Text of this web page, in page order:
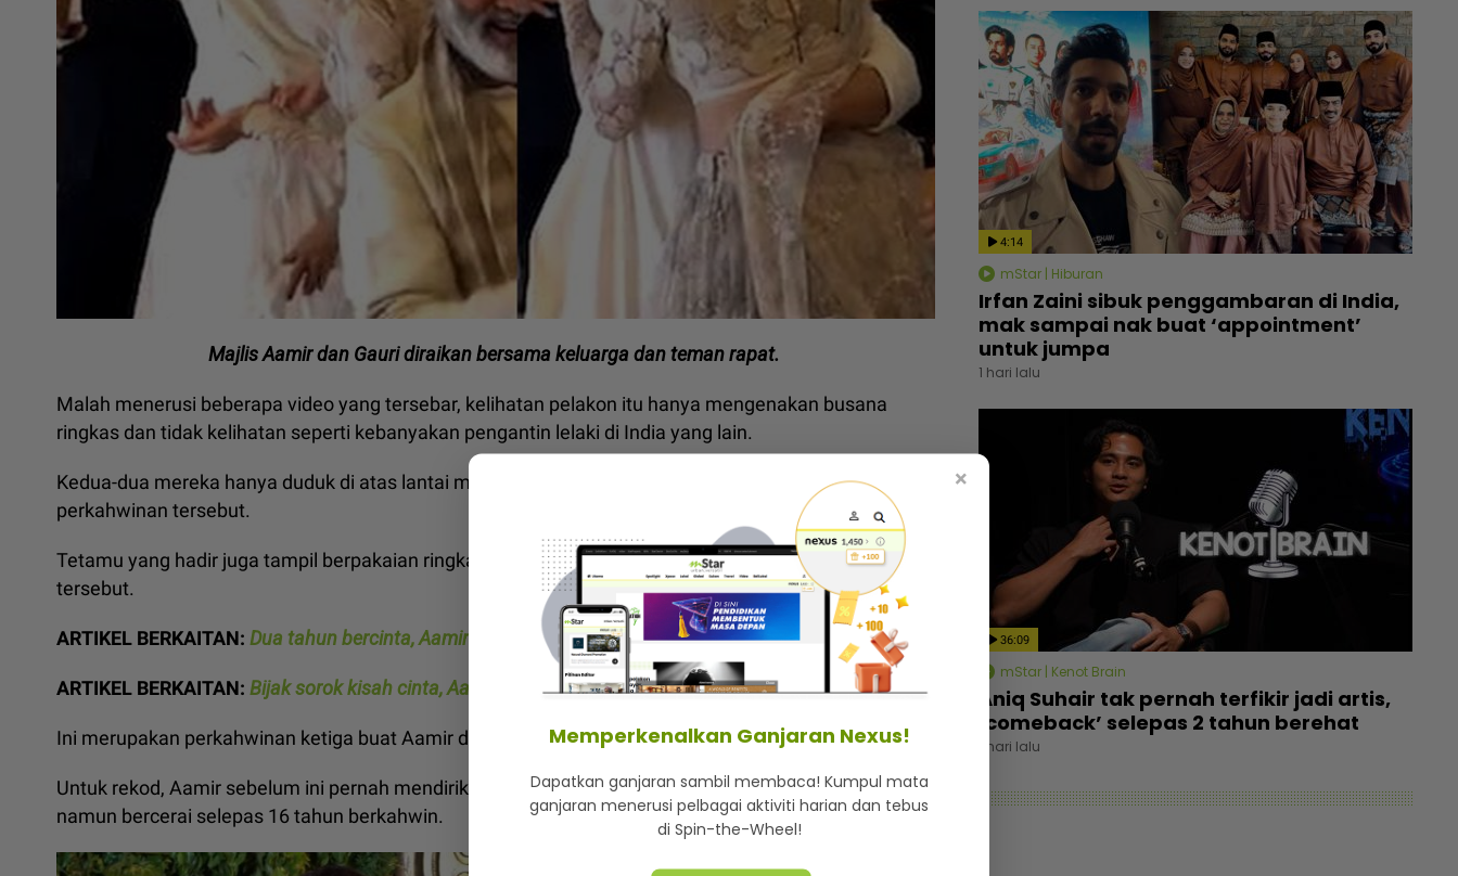
Majlis Aamir dan Gauri diraikan bersama keluarga dan teman rapat.
Malah menerusi beberapa video yang tersebar, kelihatan pelakon itu hanya mengenakan busana
ringkas dan tidak kelihatan seperti kebanyakan pengantin lelaki di India yang lain.
Kedua-dua mereka hanya duduk di atas lantai menandatangi dokumen sebagai tanda pendaftaran
perkahwinan tersebut.
Tetamu yang hadir juga tampil berpakaian ringkas duduk di sekeliling mereka ketika upacara
tersebut.
ARTIKEL BERKAITAN: Dua tahun bercinta, Aamir Khan menghitung hari tamatkan zaman duda
ARTIKEL BERKAITAN: Bijak sorok kisah cinta, Aamir Khan akhirnya dedah identiti kekasih
Ini merupakan perkahwinan ketiga buat Aamir dan yang kedua buat Gauri.
Untuk rekod, Aamir sebelum ini pernah mendirikan rumah tangga dengan Reena Dutta pada 1986,
namun bercerai selepas 16 tahun berkahwin.
4:14
mStar | Hiburan
Irfan Zaini sibuk penggambaran di India,
mak sampai nak buat ‘appointment’
untuk jumpa
1 hari lalu
36:09
mStar | Kenot Brain
Aniq Suhair tak pernah terfikir jadi artis,
‘comeback’ selepas 2 tahun berehat
1 hari lalu
×
Memperkenalkan Ganjaran Nexus!
Dapatkan ganjaran sambil membaca! Kumpul mata
ganjaran menerusi pelbagai aktiviti harian dan tebus
di Spin-the-Wheel!